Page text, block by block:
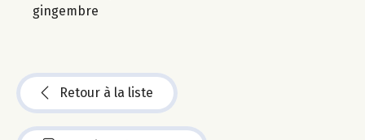
gingembre
Retour à la liste